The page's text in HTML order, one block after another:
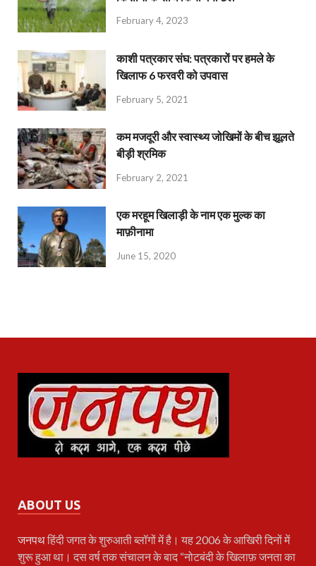
February 4, 2023
काशी पत्रकार संघ: पत्रकारों पर हमले के
खिलाफ 6 फरवरी को उपवास
February 5, 2021
कम मजदूरी और स्वास्थ्य जोखिमों के बीच झूलते
बीड़ी श्रमिक
February 2, 2021
एक मरहूम खिलाड़ी के नाम एक मुल्क का
माफ़ीनामा
June 15, 2020
ABOUT US
जनपथहिंदी जगत के शुरुआती ब्लॉगों में है। यह 2006 के आखिरी दिनों में
शुरू हुआ था। दस वर्ष तक संचालन के बाद “नोटबंदी के खिलाफ़ जनता का